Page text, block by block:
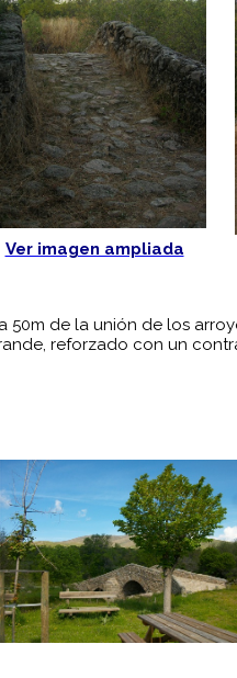
Ver imagen ampliada
50m de la unión de los
reforzado con un